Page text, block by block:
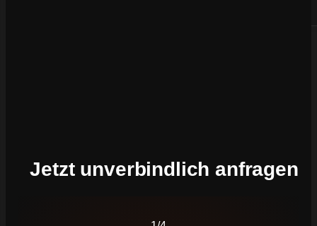
Jetzt unverbindlich anfragen